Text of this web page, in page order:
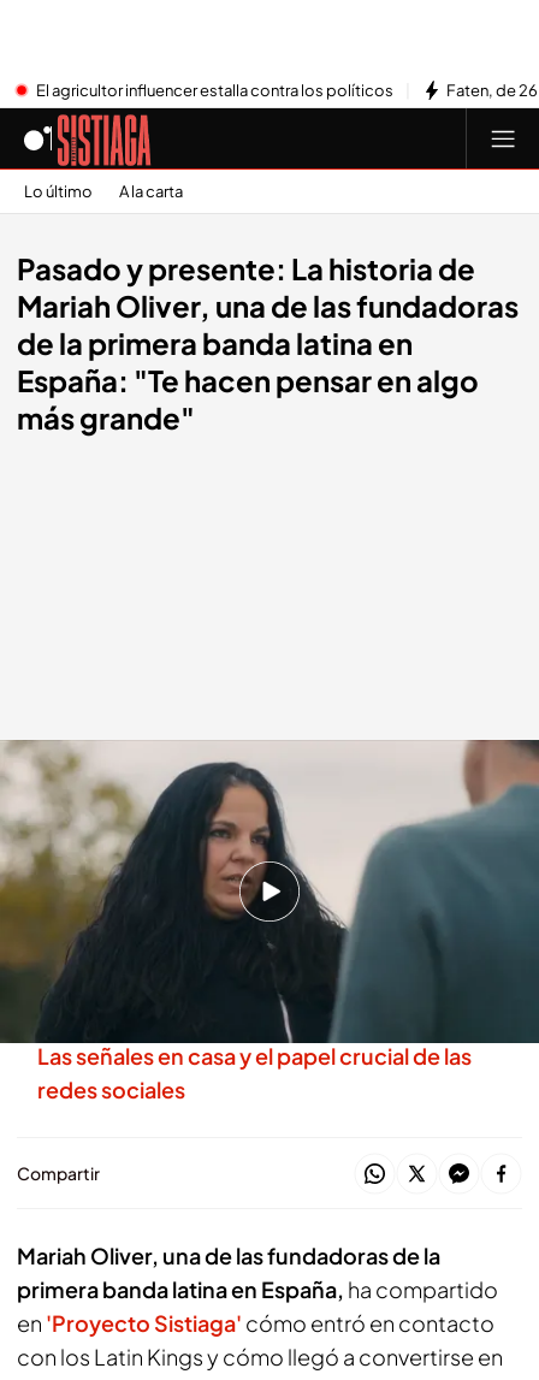
El agricultor influencer estalla contra los políticos Faten, de
Lo último A la carta
Pasado y presente: La historia de
Mariah Oliver, una de las fundadoras
de la primera banda latina en
España: "Te hacen pensar en algo
más grande"
El durísimo testimonio de Mariah Oliver, madrina de los 'Latin Kings' en
España.'Proyecto Sistiaga'
Proyecto Sistiaga
10 FEB 2026 - 00:30h.
Así fue la detención de Mariah Oliver y las
consecuencias de su paso por prisión
Así reclutan las bandas latinas a sus miembros:
Las señales en casa y el papel crucial de las
redes sociales
Compartir
Mariah Oliver, una de las fundadoras de la
primera banda latina en España, ha compartido
en 'Proyecto Sistiaga' cómo entró en contacto
con los Latin Kings y cómo llegó a convertirse en